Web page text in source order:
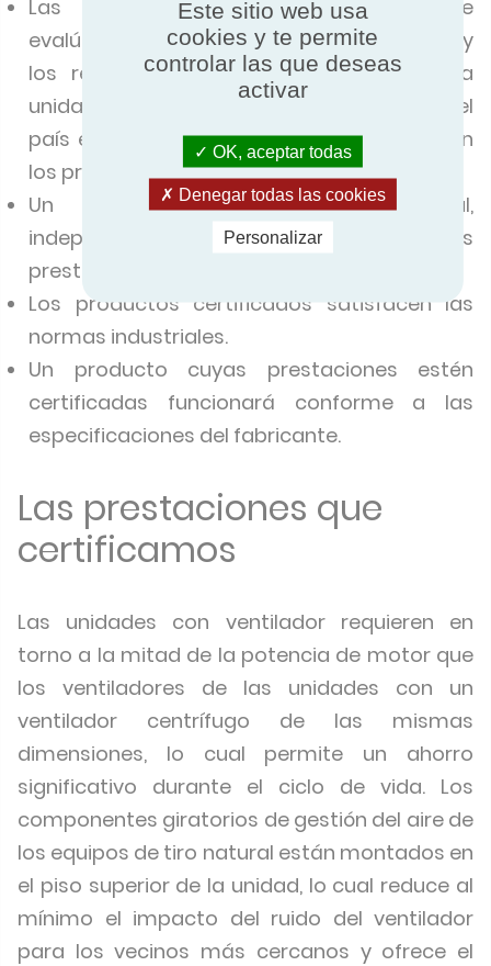
Las prestaciones de los productos se
evalúan conforme a los mismos criterios, y
los resultados se expresan en la misma
unidad de medida, independientemente del
país en el que se fabriquen o comercialicen
los productos.
Un organismo acreditado, imparcial,
independiente y competente verifica las
prestaciones de los productos certificados.
Los productos certificados satisfacen las
normas industriales.
Un producto cuyas prestaciones estén
certificadas funcionará conforme a las
especificaciones del fabricante.
Las prestaciones que
certificamos
Las unidades con ventilador requieren en
torno a la mitad de la potencia de motor que
los ventiladores de las unidades con un
ventilador centrífugo de las mismas
dimensiones, lo cual permite un ahorro
significativo durante el ciclo de vida. Los
componentes giratorios de gestión del aire de
los equipos de tiro natural están montados en
el piso superior de la unidad, lo cual reduce al
mínimo el impacto del ruido del ventilador
para los vecinos más cercanos y ofrece el
Este sitio web usa
cookies y te permite
controlar las que deseas
activar
OK, aceptar todas
Denegar todas las cookies
Personalizar